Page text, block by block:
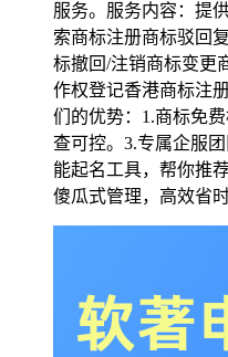
服务。服务内容：提
索商标注册商标驳回
标撤回/注销商标变更
作权登记香港商标注
们的优势：1.商标免
查可控。3.专属企服
能起名工具，帮你推
傻瓜式管理，高效省时